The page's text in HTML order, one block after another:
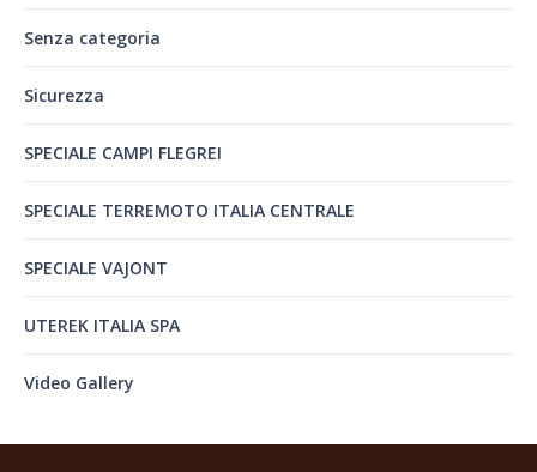
Senza categoria
Sicurezza
SPECIALE CAMPI FLEGREI
SPECIALE TERREMOTO ITALIA CENTRALE
SPECIALE VAJONT
UTEREK ITALIA SPA
Video Gallery